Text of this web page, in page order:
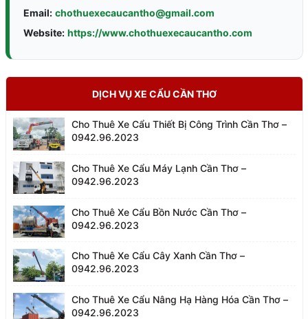
Email: chothuexecaucantho@gmail.com
Website: https://www.chothuexecaucantho.com
DỊCH VỤ XE CẨU CẦN THƠ
Cho Thuê Xe Cẩu Thiết Bị Công Trình Cần Thơ –
0942.96.2023
Cho Thuê Xe Cẩu Máy Lạnh Cần Thơ –
0942.96.2023
Cho Thuê Xe Cẩu Bồn Nước Cần Thơ –
0942.96.2023
Cho Thuê Xe Cẩu Cây Xanh Cần Thơ –
0942.96.2023
Cho Thuê Xe Cẩu Nâng Hạ Hàng Hóa Cần Thơ –
0942.96.2023